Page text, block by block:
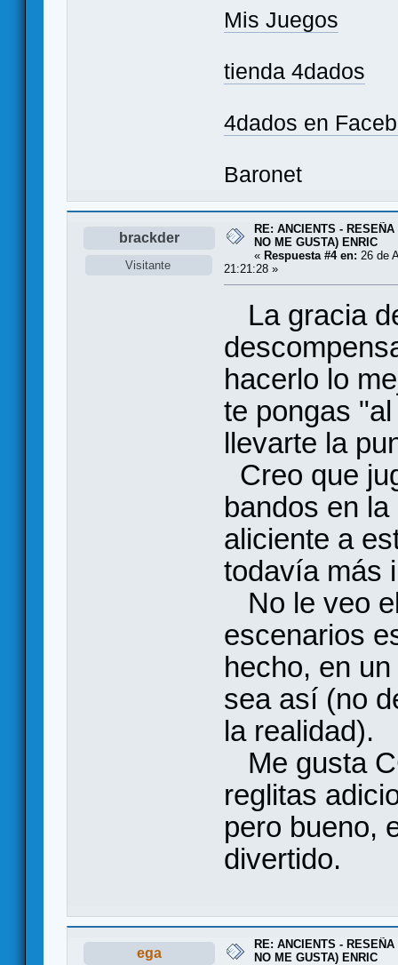
Mis Juegos
tienda 4dados
4dados en
Baronet
brackder
Visitante
RE: ANCIENTS -
NO ME GUSTA) ENRIC
« Respuesta #4 en: 26 de
21:21:28 »
La gracia
hacerlo lo
te pongas
llevarte la
Creo que
bandos en
aliciente a
todavía más
No le veo
escenarios
hecho, en
sea así (no
la realidad).
Me gusta
reglitas
pero bueno,
divertido.
ega
RE: ANCIENTS -
NO ME GUSTA) ENRIC